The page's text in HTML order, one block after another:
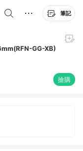
筆記
GG-XB)
搶購